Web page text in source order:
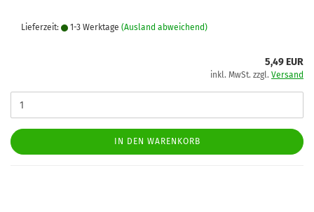
Lieferzeit: 1-3 Werktage (Ausland abweichend)
5,49 EUR
inkl. MwSt. zzgl. Versand
IN DEN WARENKORB